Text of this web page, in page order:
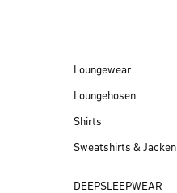
Loungewear
Loungehosen
Shirts
Sweatshirts & Jacken
DEEPSLEEPWEAR